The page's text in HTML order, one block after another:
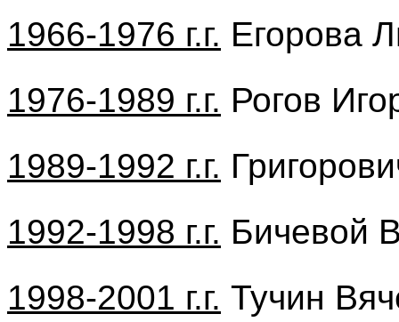
1966-1976 г.г. Егорова
1976-1989 г.г. Рогов
1989-1992 г.г.
1992-1998 г.г. Бичевой
1998-2001 г.г. Тучин